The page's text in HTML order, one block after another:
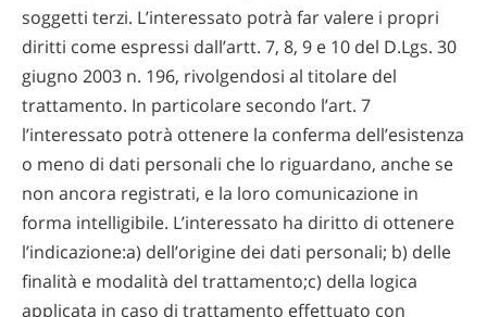
soggetti terzi. L’interessato potrà far valere i propri
diritti come espressi dall’artt. 7, 8, 9 e 10 del D.Lgs. 30
giugno 2003 n. 196, rivolgendosi al titolare del
trattamento. In particolare secondo l’art. 7
l’interessato potrà ottenere la conferma dell’esistenza
o meno di dati personali che lo riguardano, anche se
non ancora registrati, e la loro comunicazione in
forma intelligibile. L’interessato ha diritto di ottenere
l’indicazione:a) dell’origine dei dati personali; b) delle
finalità e modalità del trattamento;c) della logica
applicata in caso di trattamento effettuato con